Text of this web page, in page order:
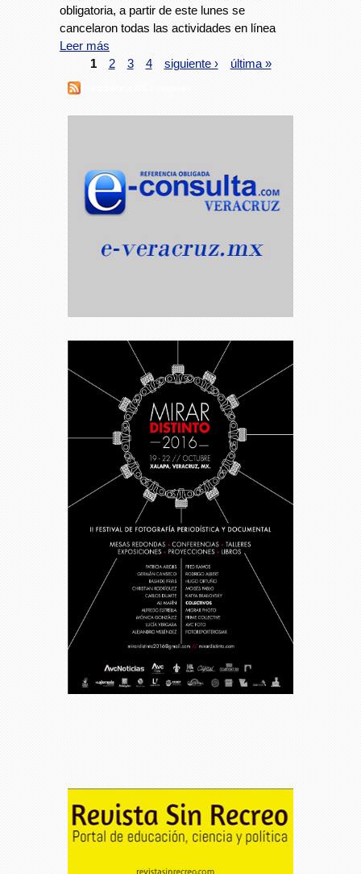
obligatoria, a partir de este lunes se
cancelaron todas las actividades en línea
Leer más
1
2 3 4 siguiente › última »